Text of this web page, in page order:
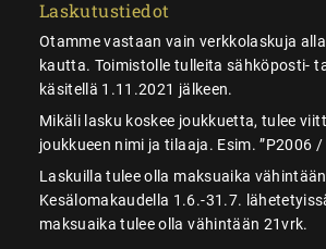
Laskutustiedot
Otamme vastaan vain verkkolaskuja
kautta. Toimistolle tulleita sähköposti-
käsitellä 1.11.2021 jälkeen.
Mikäli lasku koskee joukkuetta, tulee
joukkueen nimi ja tilaaja. Esim. ”P2006
Laskuilla tulee olla maksuaika
Kesälomakaudella 1.6.-31.7.
maksuaika tulee olla vähintään 21vrk.